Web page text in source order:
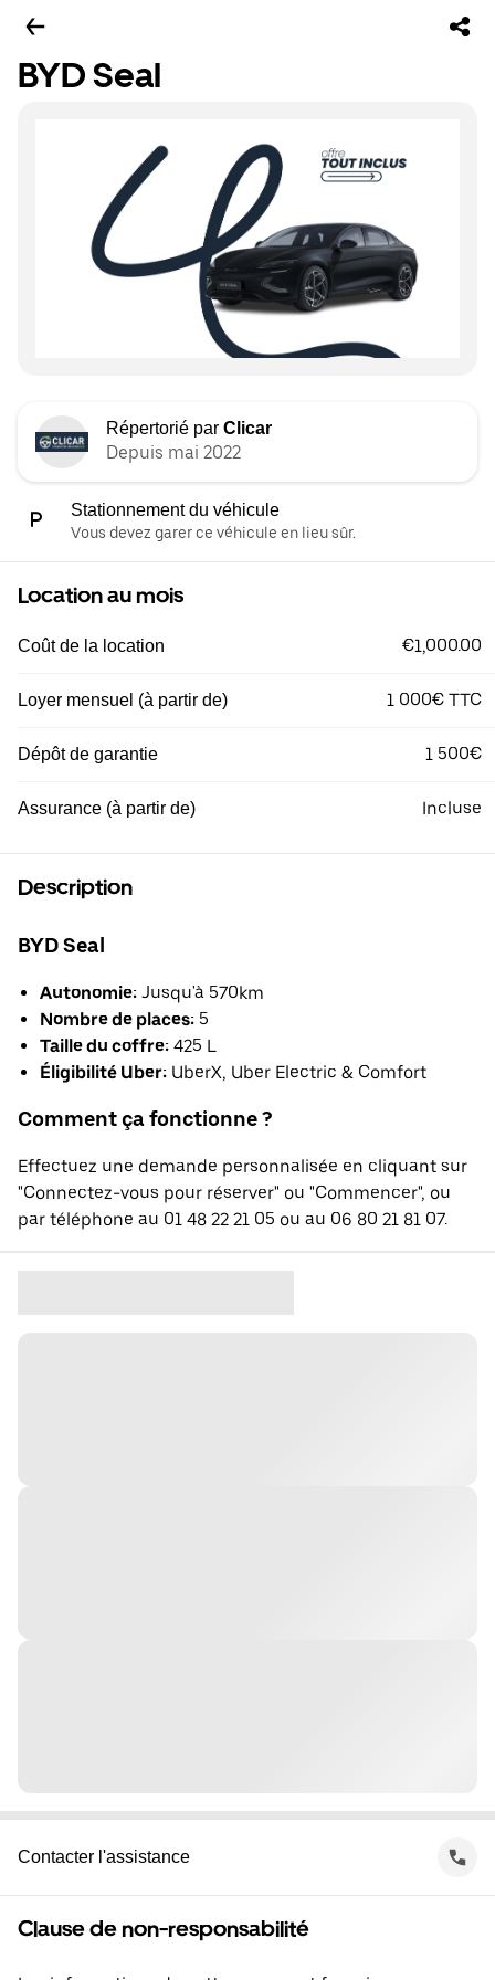
BYD Seal
Répertorié par Clicar
Depuis mai 2022
Stationnement du véhicule
Vous devez garer ce véhicule en lieu sûr.
Location au mois
Coût de la location €1,000.00
Loyer mensuel (à partir de) 1 000€ TTC
Dépôt de garantie 1 500€
Assurance (à partir de) Incluse
Description
BYD Seal
Autonomie: Jusqu'à 570km
Nombre de places: 5
Taille du coffre: 425 L
Éligibilité Uber: UberX, Uber Electric & Comfort
Comment ça fonctionne ?
Effectuez une demande personnalisée en cliquant sur
"Connectez-vous pour réserver" ou "Commencer", ou
par téléphone au 01 48 22 21 05 ou au 06 80 21 81 07.
Contacter l'assistance
Clause de non-responsabilité